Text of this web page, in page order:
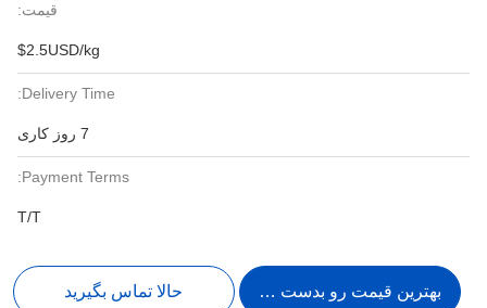
قیمت:
$2.5USD/kg
Delivery Time:
Payment Terms:
T/T
بهترین قیمت رو بدست بیار حالا تماس بگیرید